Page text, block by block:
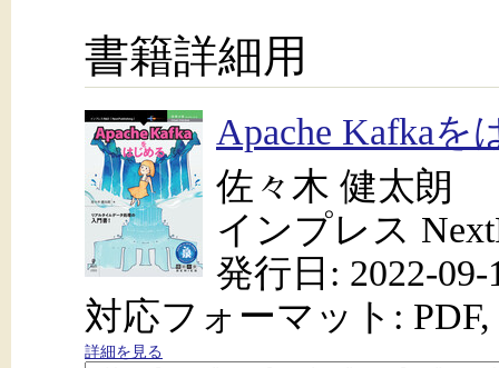
書籍詳細用
Apache Kafka
佐々木 健太朗
インプレス
発行日: 2022-09-
対応フォーマット: PDF,
詳細を見る